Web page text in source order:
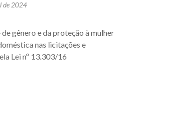
de 2024
gênero e da proteção à mulher
nas licitações e
Lei nº 13.303/16